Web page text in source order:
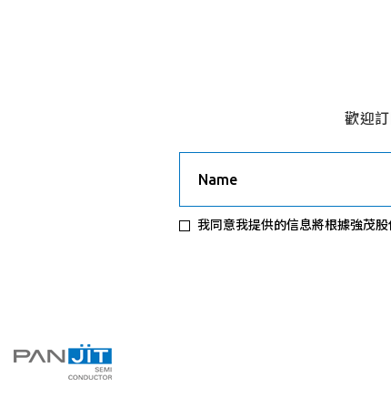
歡迎
Name
我同意我提供的信息將根據強茂股